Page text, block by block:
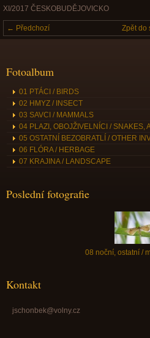
XI/2017 ČESKOBUDĚJOVICKO
← Předchozí Zpět do
Fotoalbum
01 PTÁCI / BIRDS
02 HMYZ / INSECT
03 SAVCI / MAMMALS
04 PLAZI, OBOJŽIVELNÍCI / SNAKES,
05 OSTATNÍ BEZOBRATLÍ / OTHER
06 FLÓRA / HERBAGE
07 KRAJINA / LANDSCAPE
Poslední fotografie
08 noční, ostatní /
Kontakt
jschonbek@volny.cz